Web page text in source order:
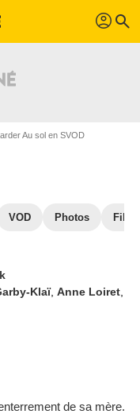
profil search
Au sol en SVOD
VOD Photos
Klaï,Anne Loiret
de sa mère.